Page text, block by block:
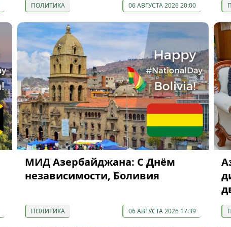
ПОЛИТИКА 06 АВГУСТА 2026 20:00
МИД Азербайджана: С Днём
независимости, Боливия
ПОЛИТИКА 06 АВГУСТА 2026 17:39